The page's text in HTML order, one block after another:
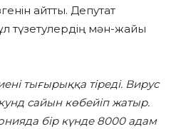
айтты. Депутат
түзетулердің мән-жайы
тығырыққа тіреді. Вирус
сайын көбейіп жатыр.
бір күнде 8000 адам